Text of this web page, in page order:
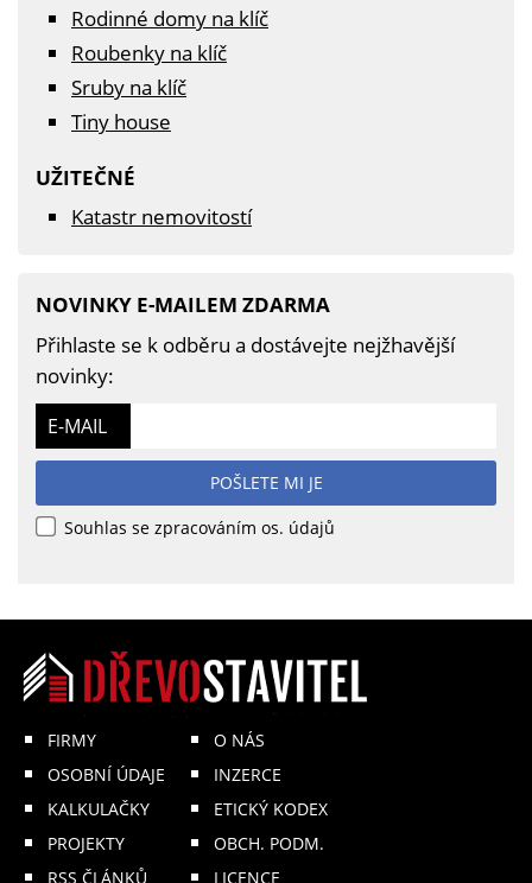
Rodinné domy na klíč
Roubenky na klíč
Sruby na klíč
Tiny house
UŽITEČNÉ
Katastr nemovitostí
NOVINKY E-MAILEM ZDARMA
Přihlaste se k odběru a dostávejte nejžhavější
novinky:
E-MAIL
POŠLETE MI JE
Souhlas se zpracováním os. údajů
FIRMY
OSOBNÍ ÚDAJE
KALKULAČKY
PROJEKTY
RSS ČLÁNKŮ
O NÁS
INZERCE
ETICKÝ KODEX
OBCH. PODM.
LICENCE